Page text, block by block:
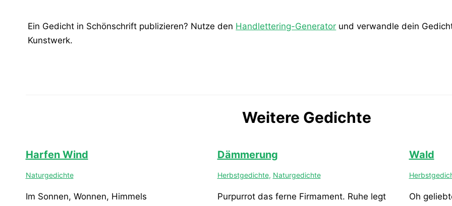
Ein Gedicht in Schönschrift publizieren? Nutze den Handlettering-Generator und verwandle dein
Kunstwerk.
Weitere Gedichte
Harfen Wind
Naturgedichte
Im Sonnen, Wonnen, Himmels
Dämmerung
Herbstgedichte, Naturgedichte
Purpurrot das ferne Firmament. Ruhe legt
Wald
Oh